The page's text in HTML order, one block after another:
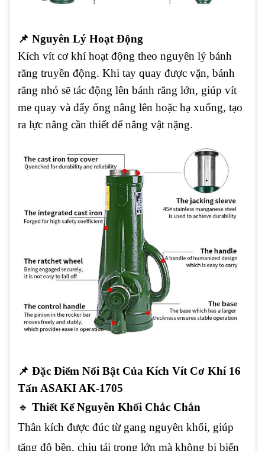
📌 Nguyên Lý Hoạt Động
Kích vít cơ khí hoạt động theo nguyên lý bánh
răng truyền động. Khi tay quay được vặn, bánh
răng nhỏ sẽ tác động lên bánh răng lớn, giúp vít
me quay và đẩy ống nâng lên hoặc hạ xuống, tạo
ra lực nâng cần thiết để nâng vật nặng.
📌 Đặc Điểm Nổi Bật Của Kích Vít Cơ Khí 16
Tấn ASAKI AK-1705
🔹 Thiết Kế Nguyên Khối Chắc Chắn
Thân kích được đúc từ gang nguyên khối, giúp
tăng độ bền, chịu tải trọng lớn mà không bị biến